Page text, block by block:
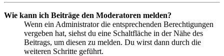
Wie kann ich Beiträge den Moderatoren melden?
Wenn ein Administrator die entsprechenden Berechtigungen
vergeben hat, siehst du eine Schaltfläche in der Nähe des
Beitrags, um diesen zu melden. Du wirst dann durch die
weiteren Schritte geführt.